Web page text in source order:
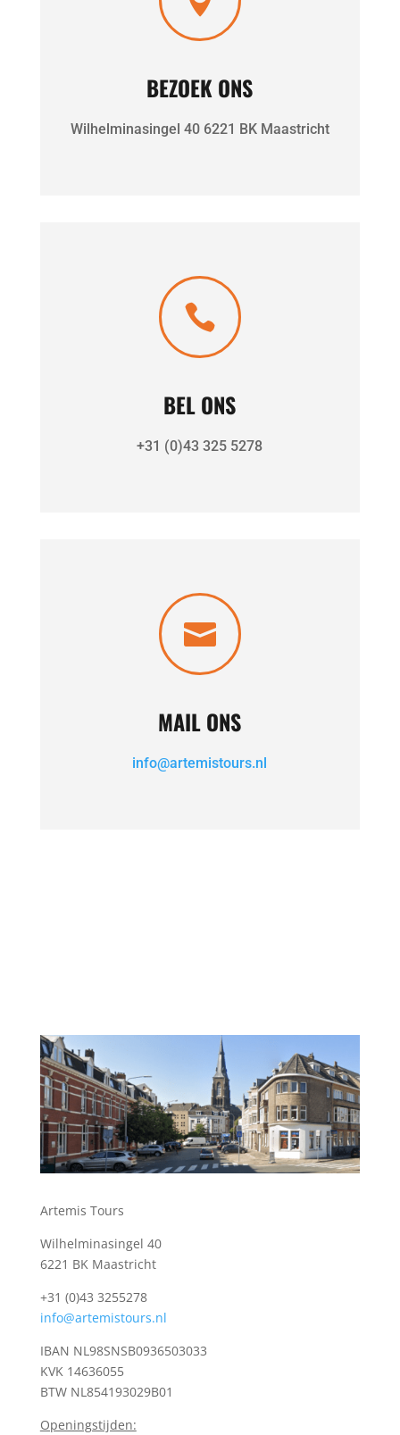
BEZOEK ONS
Wilhelminasingel 40 6221 BK Maastricht

BEL ONS
+31 (0)43 325 5278

MAIL ONS
info@artemistours.nl
Artemis Tours
Wilhelminasingel 40
6221 BK Maastricht
+31 (0)43 3255278
info@artemistours.nl
IBAN NL98SNSB0936503033
KVK 14636055
BTW NL854193029B01
Openingstijden: